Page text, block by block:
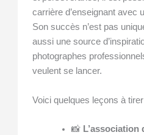
carrière d’enseignant avec
Son succès n’est pas
aussi une source
photographes
veulent se lancer.
Voici quelques leçons à
📸 L’association